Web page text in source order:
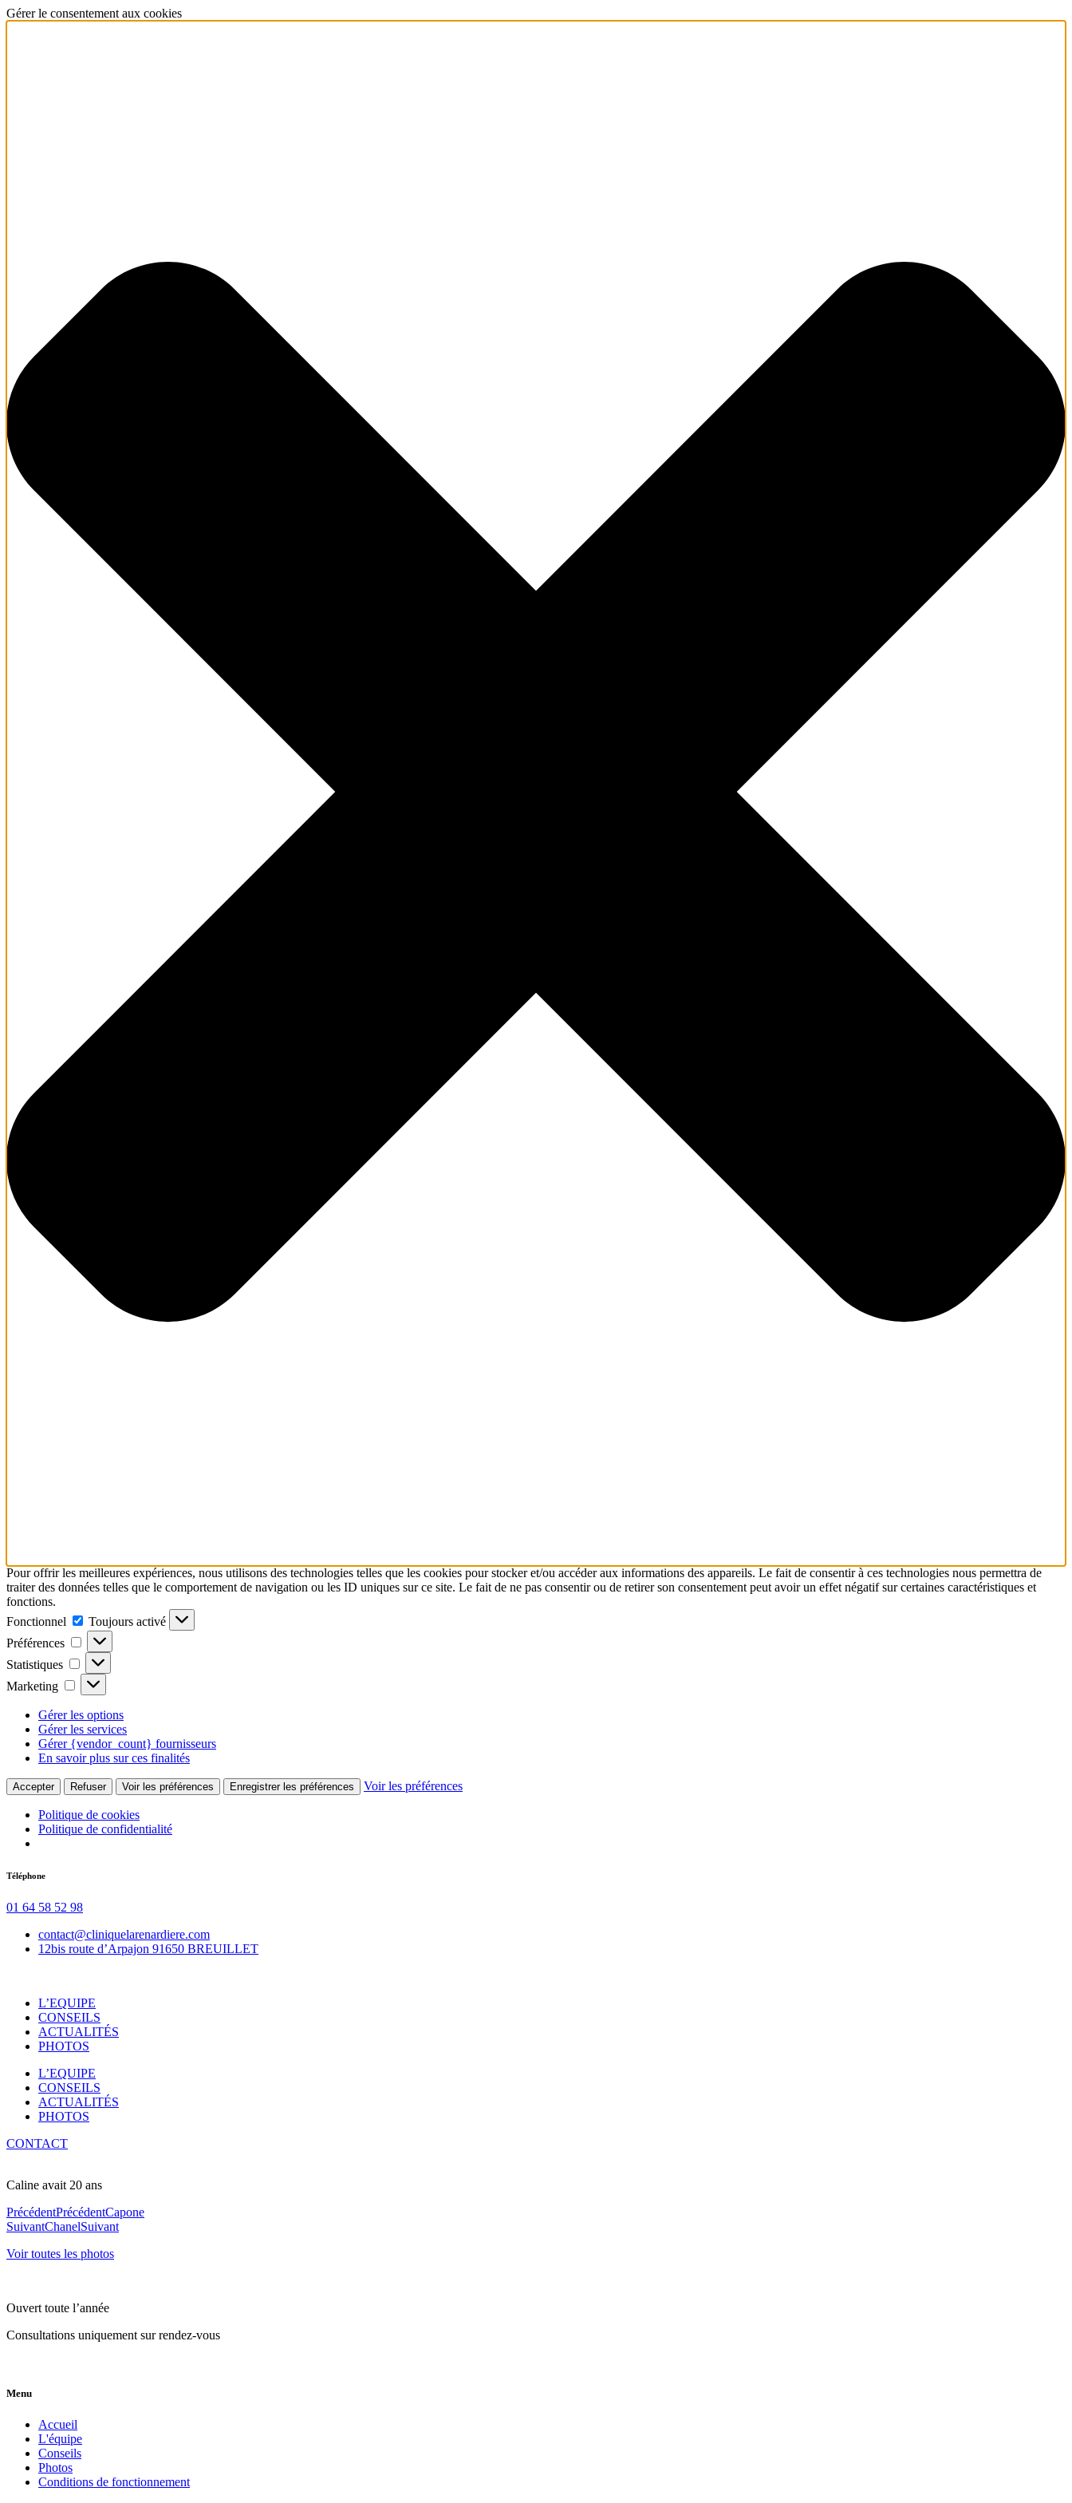
Gérer le consentement aux cookies
Pour offrir les meilleures expériences, nous utilisons des technologies telles que les cookies pour stocker et/ou accéder aux informations des appareils. Le fait de consentir à ces technologies nous permettra de
traiter des données telles que le comportement de navigation ou les ID uniques sur ce site. Le fait de ne pas consentir ou de retirer son consentement peut avoir un effet négatif sur certaines caractéristiques et
fonctions.
Fonctionnel
Fonctionnel
Toujours activé
Préférences
Préférences
Statistiques Statistiques
Marketing Marketing
Gérer les options
Gérer les services
Gérer {vendor_count} fournisseurs
En savoir plus sur ces finalités
Accepter Refuser Voir les préférences Enregistrer les préférences Voir les préférences
Politique de cookies
Politique de confidentialité
Aller
Téléphone
01 64 58 52 98
contact@cliniquelarenardiere.com
12bis route d’Arpajon 91650 BREUILLET
L’EQUIPE
CONSEILS
ACTUALITÉS
PHOTOS
L’EQUIPE
CONSEILS
ACTUALITÉS
PHOTOS
CONTACT
Caline avait 20 ans
PrécédentPrécédentCapone
SuivantChanelSuivant
Voir toutes les photos
Ouvert toute l’année
Consultations uniquement sur rendez-vous
Menu
Accueil
L'équipe
Conseils
Photos
Conditions de fonctionnement